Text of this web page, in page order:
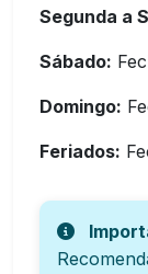
Segunda a
Sábado:
Domingo:
Feriados: